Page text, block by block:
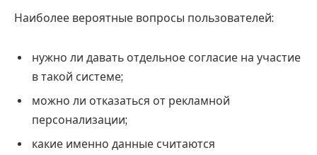
Наиболее вероятные вопросы пользователей:
нужно ли давать отдельное согласие на участие
в такой системе;
можно ли отказаться от рекламной
персонализации;
какие именно данные считаются